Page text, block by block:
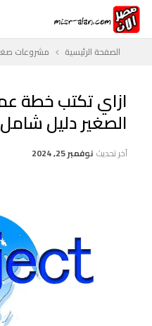
الصفحة الرئيسية مشروعات
ازاي تكتب خطة
الصغير دليل شامل
آخر تحديث نوفمبر 25, 2024